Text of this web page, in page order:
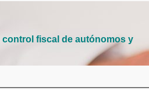
fiscal de autónomos y